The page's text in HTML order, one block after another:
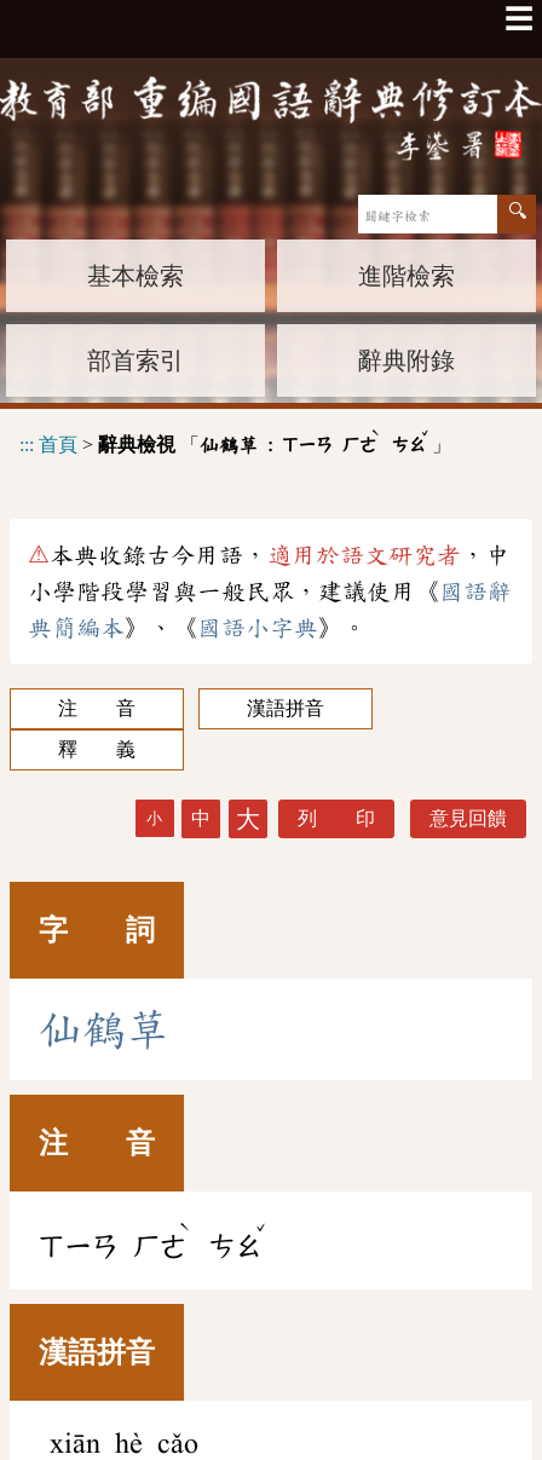
☰
基本檢索 進階檢索
部首索引 辭典附錄
::: 首頁 > 辭典檢視「 仙鶴草 : ㄒㄧㄢ ㄏㄜ
ˋ
ㄘㄠ
ˇ
」
⚠本典收錄古今用語， 適用於語文研究者 ，中
小學階段學習與一般民眾，建議使用《 國語辭
典簡編本》、《 國語小字典》。
注 音
漢語拼音
釋 義
小 中 大 列 印 意見回饋
字 詞
仙鶴草
注 音
ㄒㄧㄢ ㄏㄜ
ˋ
ㄘㄠ
ˇ
漢語拼音
xiān hè cǎo